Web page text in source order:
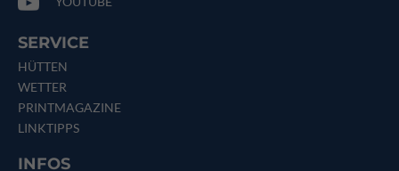
SERVICE
HÜTTEN
WETTER
PRINTMAGAZINE
LINKTIPPS
INFOS